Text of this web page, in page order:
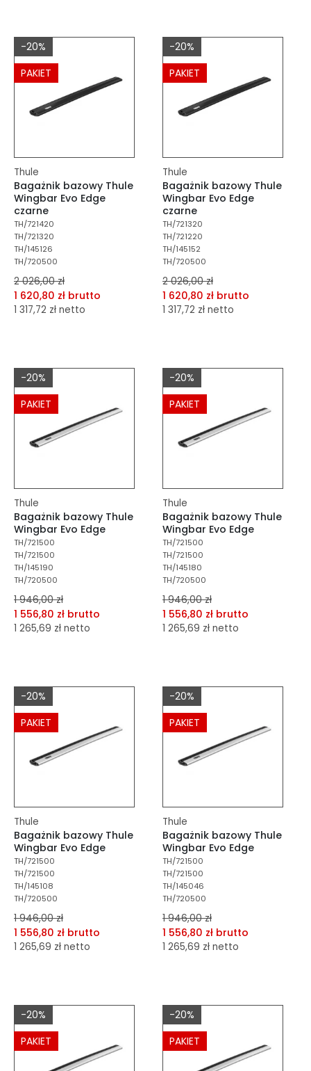
Do koszyka
Do koszyka
-20%
PAKIET
Thule
Bagażnik bazowy Thule
Wingbar Evo Edge
czarne
TH/721420
TH/721320
TH/145126
TH/720500
2 026,00 zł
1 620,80 zł brutto
1 317,72 zł netto
Do koszyka
-20%
PAKIET
Thule
Bagażnik bazowy Thule
Wingbar Evo Edge
czarne
TH/721320
TH/721220
TH/145152
TH/720500
2 026,00 zł
1 620,80 zł brutto
1 317,72 zł netto
Do koszyka
-20%
PAKIET
Thule
Bagażnik bazowy Thule
Wingbar Evo Edge
TH/721500
TH/721500
TH/145190
TH/720500
1 946,00 zł
1 556,80 zł brutto
1 265,69 zł netto
Do koszyka
-20%
PAKIET
Thule
Bagażnik bazowy Thule
Wingbar Evo Edge
TH/721500
TH/721500
TH/145180
TH/720500
1 946,00 zł
1 556,80 zł brutto
1 265,69 zł netto
Do koszyka
-20%
PAKIET
Thule
Bagażnik bazowy Thule
Wingbar Evo Edge
TH/721500
TH/721500
TH/145108
TH/720500
1 946,00 zł
1 556,80 zł brutto
1 265,69 zł netto
Do koszyka
-20%
PAKIET
Thule
Bagażnik bazowy Thule
Wingbar Evo Edge
TH/721500
TH/721500
TH/145046
TH/720500
1 946,00 zł
1 556,80 zł brutto
1 265,69 zł netto
Do koszyka
-20%
PAKIET
-20%
PAKIET